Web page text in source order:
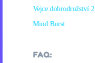
Vejce dobrodružství 2
Mind Burst
FAQ: